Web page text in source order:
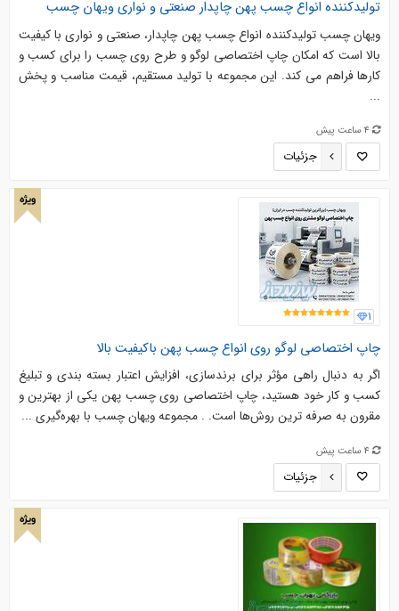
تولیدکننده انواع چسب پهن چاپدار صنعتی و نواری ویهان چسب
ویهان چسب تولیدکننده انواع چسب پهن چاپدار، صنعتی و نواری با کیفیت
بالا است که امکان چاپ اختصاصی لوگو و طرح روی چسب را برای کسب ‌و
کارها فراهم می‌ کند. این مجموعه با تولید مستقیم، قیمت مناسب و پخش
...
4 ساعت پیش
جزئیات
ویژه
1
چاپ اختصاصی لوگو روی انواع چسب پهن باکیفیت بالا
اگر به ‌دنبال راهی مؤثر برای برندسازی، افزایش اعتبار بسته‌ بندی و تبلیغ
کسب ‌و کار خود هستید، چاپ اختصاصی روی چسب پهن یکی از بهترین و
مقرون ‌به‌ صرفه‌ ترین روش‌ها است. . مجموعه ویهان چسب با بهره‌گیری ...
4 ساعت پیش
جزئیات
ویژه